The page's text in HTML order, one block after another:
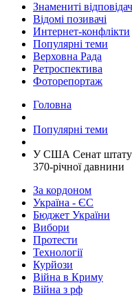
Знамениті
Відомі позивачі
Интернет-конфлікти
Популярні теми
Верховна Рада
Ретроспектива
Фоторепортаж
Головна
Популярні теми
​У США Сенат штату
370-річної давнини
За кордоном
Україна - ЄС
Бюджет України
Вибори
Протести
Технології
Курйози
Війна в Криму
Війна з рф